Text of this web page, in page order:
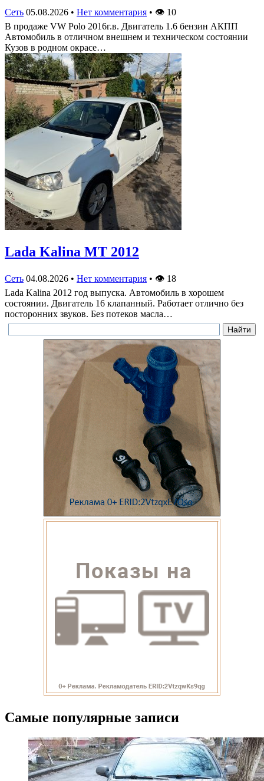
Сеть 05.08.2026 • Нет комментария • 👁 10
В продаже VW Polo 2016г.в. Двигатель 1.6 бензин АКПП
Автомобиль в отличном внешнем и техническом состоянии
Кузов в родном окрасе…
Lada Kalina МТ 2012
Сеть 04.08.2026 • Нет комментария • 👁 18
Lada Kalina 2012 год выпуска. Автомобиль в хорошем
состоянии. Двигатель 16 клапанный. Работает отлично без
посторонних звуков. Без потеков масла…
Самые популярные записи